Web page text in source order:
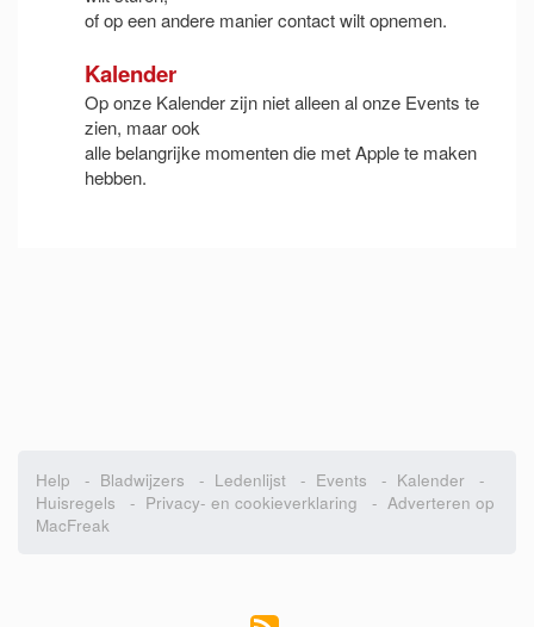
of op een andere manier contact wilt opnemen.
Kalender
Op onze Kalender zijn niet alleen al onze Events te
zien, maar ook
alle belangrijke momenten die met Apple te maken
hebben.
Help - Bladwijzers - Ledenlijst - Events - Kalender -
Huisregels - Privacy- en cookieverklaring - Adverteren op
MacFreak